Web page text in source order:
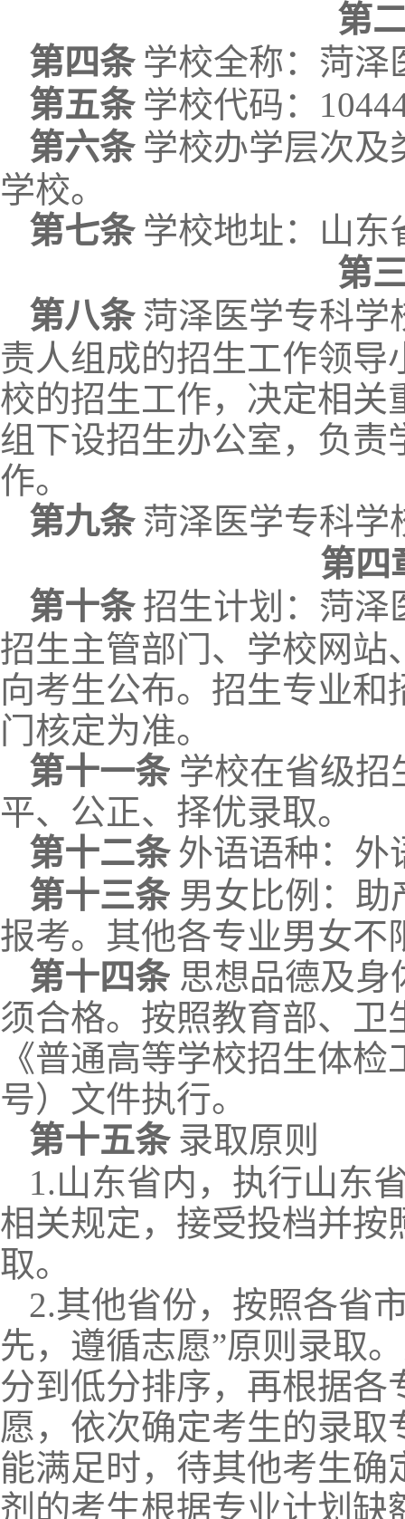
第
第四条 学校全称：菏泽
第五条 学校代码：
第六条 学校办学层次及
学校。
第七条 学校地址：山东
第
第八条 菏泽医学专科学
责人组成的招生工作领导
校的招生工作，决定相关
组下设招生办公室，负责
作。
第九条 菏泽医学专科学
第四
第十条 招生计划： 菏泽
招生主管部门、学校网站
向考生公布。招生专业
门核定为准。
第十一条 学校在省级招
平、公正、择优录取。
第十二条 外语语种：外
第十三条 男女比例 ：助
报考。其他各专业男女不
第十四条 思想品德及身
须合格。 按照教育部、卫
《普通高等学校招生体
号）文件执行。
第十五条 录取原则
1.山东省内，执行山东
相关规定，接受投档并按
取。
2.其他省份，按照各省
先，遵循志愿”原则录取
分到低分排序，再根据
愿，依次确定考生的录
能满足时，待其他考生
剂的考生根据专业计划缺